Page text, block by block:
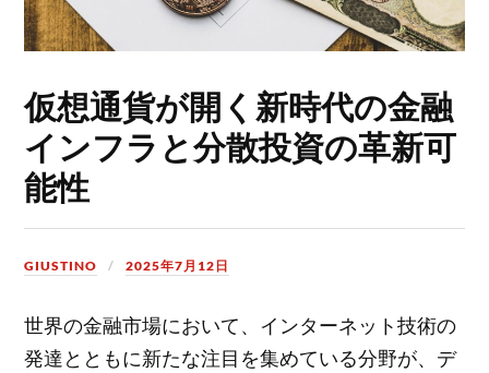
仮想通貨が開く新時代の金融
インフラと分散投資の革新可
能性
GIUSTINO 2025年7月12日
世界の金融市場において、インターネット技術の
発達とともに新たな注目を集めている分野が、デ